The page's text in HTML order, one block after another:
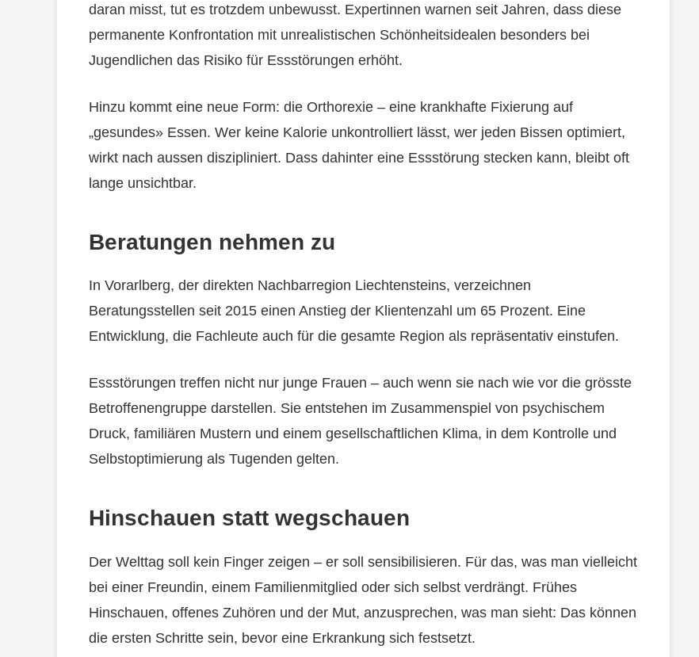
daran misst, tut es trotzdem unbewusst. Expertinnen warnen seit Jahren, dass diese
permanente Konfrontation mit unrealistischen Schönheitsidealen besonders bei
Jugendlichen das Risiko für Essstörungen erhöht.
Hinzu kommt eine neue Form: die Orthorexie – eine krankhafte Fixierung auf
„gesundes» Essen. Wer keine Kalorie unkontrolliert lässt, wer jeden Bissen optimiert,
wirkt nach aussen diszipliniert. Dass dahinter eine Essstörung stecken kann, bleibt oft
lange unsichtbar.
Beratungen nehmen zu
In Vorarlberg, der direkten Nachbarregion Liechtensteins, verzeichnen
Beratungsstellen seit 2015 einen Anstieg der Klientenzahl um 65 Prozent. Eine
Entwicklung, die Fachleute auch für die gesamte Region als repräsentativ einstufen.
Essstörungen treffen nicht nur junge Frauen – auch wenn sie nach wie vor die grösste
Betroffenengruppe darstellen. Sie entstehen im Zusammenspiel von psychischem
Druck, familiären Mustern und einem gesellschaftlichen Klima, in dem Kontrolle und
Selbstoptimierung als Tugenden gelten.
Hinschauen statt wegschauen
Der Welttag soll kein Finger zeigen – er soll sensibilisieren. Für das, was man vielleicht
bei einer Freundin, einem Familienmitglied oder sich selbst verdrängt. Frühes
Hinschauen, offenes Zuhören und der Mut, anzusprechen, was man sieht: Das können
die ersten Schritte sein, bevor eine Erkrankung sich festsetzt.